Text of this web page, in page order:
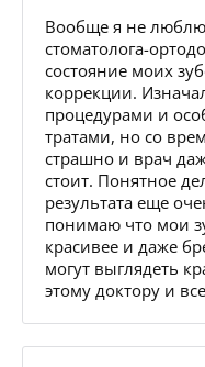
Вообще я не люблю
стоматолога-
состояние моих
коррекции.
процедурами и
тратами, но со
страшно и врач
стоит. Понятное
результата еще
понимаю что мои
красивее и даже
могут выглядеть
этому доктору и